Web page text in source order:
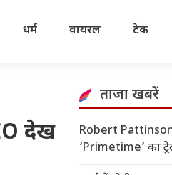
धर्म वायरल टेक
देख
ताजा खबरें
Robert Pattinson
‘Primetime’ का